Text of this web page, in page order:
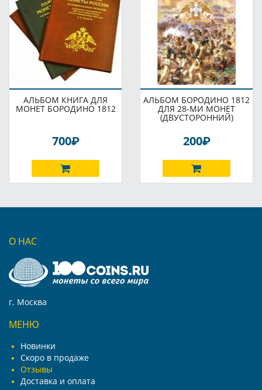
АЛЬБОМ КНИГА ДЛЯ
МОНЕТ БОРОДИНО 1812
700P
АЛЬБОМ БОРОДИНО 1812
ДЛЯ 28-МИ МОНЕТ
(ДВУСТОРОННИЙ)
200P
О НАС
г. Москва
МЕНЮ
Новинки
Скоро в продаже
Отзывы
Доставка и оплата